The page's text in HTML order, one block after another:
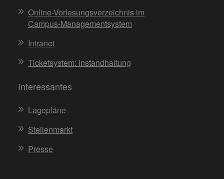
Online-Vorlesungsverzeichnis im
Campus-Managementsystem
Intranet
Ticketsystem: Instandhaltung
Interessantes
Lagepläne
Stellenmarkt
Presse